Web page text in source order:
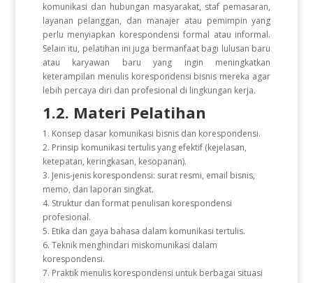
komunikasi dan hubungan masyarakat, staf pemasaran,
layanan pelanggan, dan manajer atau pemimpin yang
perlu menyiapkan korespondensi formal atau informal.
Selain itu, pelatihan ini juga bermanfaat bagi lulusan baru
atau karyawan baru yang ingin meningkatkan
keterampilan menulis korespondensi bisnis mereka agar
lebih percaya diri dan profesional di lingkungan kerja.
1.2. Materi Pelatihan
1. Konsep dasar komunikasi bisnis dan korespondensi.
2. Prinsip komunikasi tertulis yang efektif (kejelasan,
ketepatan, keringkasan, kesopanan).
3. Jenis-jenis korespondensi: surat resmi, email bisnis,
memo, dan laporan singkat.
4. Struktur dan format penulisan korespondensi
profesional.
5. Etika dan gaya bahasa dalam komunikasi tertulis.
6. Teknik menghindari miskomunikasi dalam
korespondensi.
7. Praktik menulis korespondensi untuk berbagai situasi